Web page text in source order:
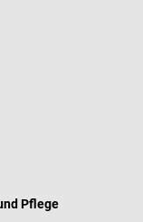
Pflege